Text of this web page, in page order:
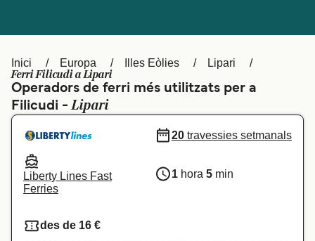
Ελλάδα Belgique (FR)
Polska Deutschland
Schweiz (DE) Norge
Inici Europa Illes Eòlies Lipari
Ferri Filicudi a Lipari
Operadors de ferri més utilitzats per a
Filicudi -Lipari
Liberty Lines Fast
Ferries
20 travessies setmanals
1 hora 5 min
des de 16 €